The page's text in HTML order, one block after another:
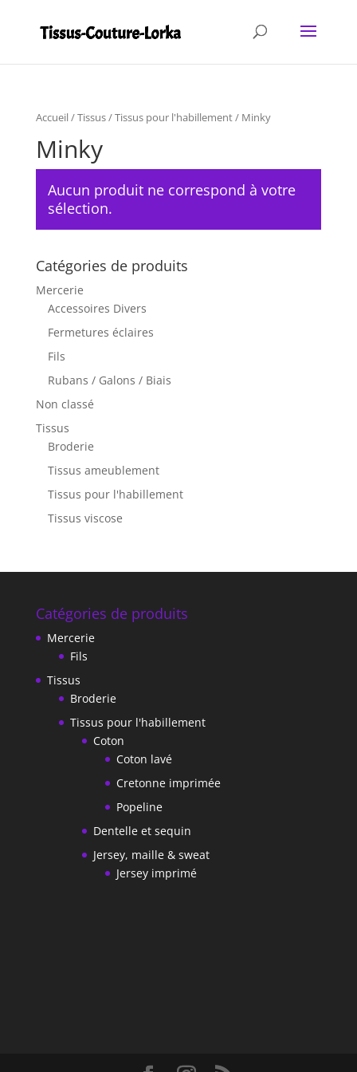
Accueil/Tissus/Tissus pour l'habillement/ Minky
Minky
Aucun produit ne correspond à votre
sélection.
Catégories de produits
Mercerie
Accessoires Divers
Fermetures éclaires
Fils
Rubans / Galons / Biais
Non classé
Tissus
Broderie
Tissus ameublement
Tissus pour l'habillement
Tissus viscose
Catégories de produits
Mercerie
Fils
Tissus
Broderie
Tissus pour l'habillement
Coton
Coton lavé
Cretonne imprimée
Popeline
Dentelle et sequin
Jersey, maille & sweat
Jersey imprimé